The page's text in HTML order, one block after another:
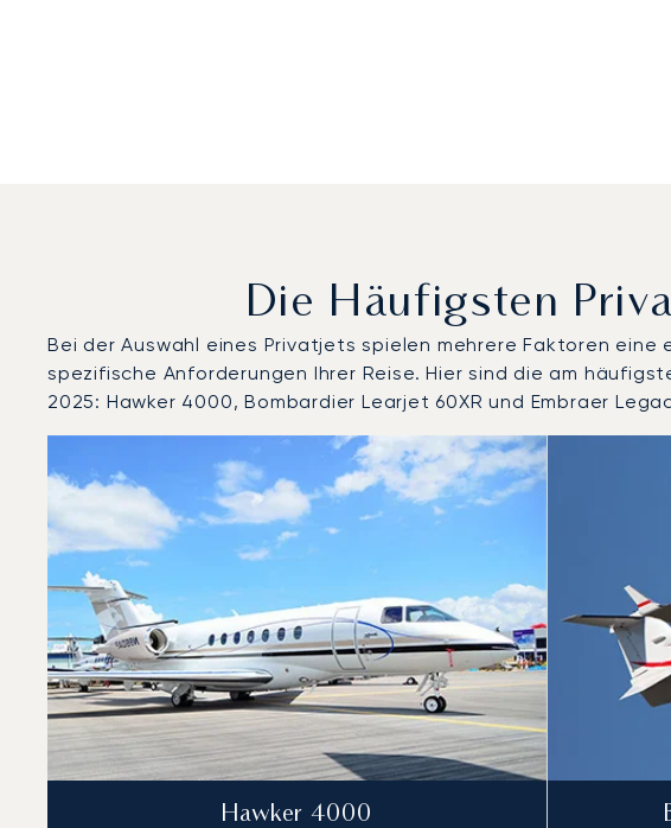
Die Häufigsten
Bei der Auswahl eines Privatjets spielen mehrere Faktoren
spezifische Anforderungen Ihrer Reise. Hier sind die am
2025: Hawker 4000, Bombardier Learjet 60XR und Embraer
Internationaler Flughafen König Khalid : Die 3 meistgeflogenen
Flugzeugmodell
Sitze
Geschwindigkeit (km/h)Geschwindigkeit (Knoten)Reichweite (km)
Reichweite (NM)
Hawker 4000